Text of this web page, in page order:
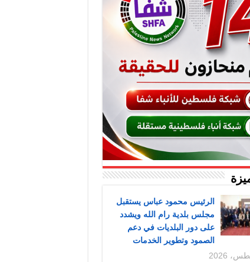
الرئيس محمود عباس يستقبل
مجلس بلدية رام الله ويشدد
على دور البلديات في دعم
الصمود وتطوير الخدمات